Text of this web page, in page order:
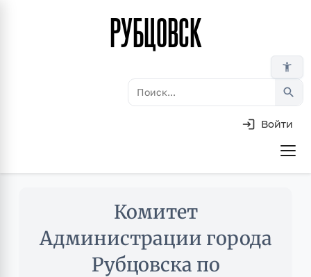
content
РУБЦОВСК
accessibility_new
search
Войти
Комитет
Администрации города
Рубцовска по